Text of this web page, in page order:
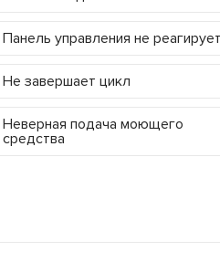
Панель управления не реагирует
Не завершает цикл
Неверная подача моющего
средства